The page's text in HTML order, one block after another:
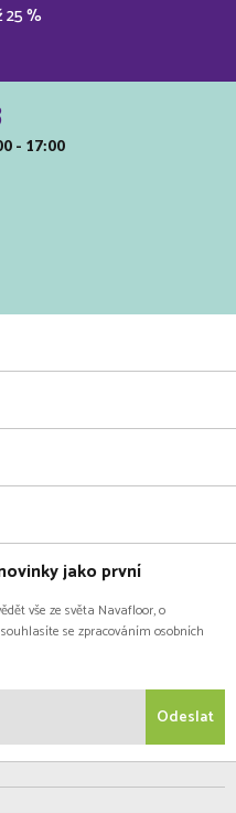
25 %
- 17:00
jako první
vše ze světa Navafloor, o
se zpracováním osobních
Odeslat